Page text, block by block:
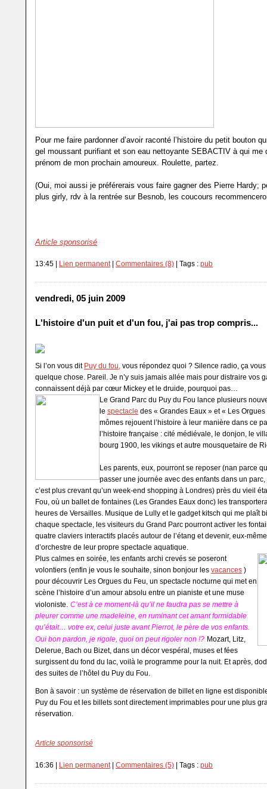
Pour me faire pardonner d’avoir raconté l’histoire du petit bouton
gel moussant purifiant et son eau nettoyante SEBACTIV à qui me
prénom de mon prochain amoureux. Roulette, partez.
(Oui, moi aussi je préférerais vous faire gagner des Pierre Hardy;
plus girly, rdv à la rentrée sur Besnob, les coucours
Article sponsorisé
13:45 | Lien permanent| Commentaires (8) | Tags : pub
vendredi, 05 juin 2009
L'histoire d'un puit et d'un fou, j'ai pas trop compris...
Si l’on vous dit Puy du fou, vous répondez quoi ? Silence radio, ça
quelque chose. Pareil. Je n’y suis jamais allée mais pour distraire vos
connaissent déjà par cœur Mickey et le druide, pourquoi pas…
Le Grand Parc du Puy du Fou lance plusieurs
le spectacle des « Grandes Eaux » et « Les
mômes rejouent l’histoire à leur manière dans ce
l’histoire française : cité médiévale, le donjon, le
bourg 1900, les vikings et autre mousquetaire de
Les parents, eux, pourront se reposer (nan parce
passer une journée avec des enfants dans un
c’est plus crevant qu’un week-end shopping à Londres) près du vieil
Fou, où un ballet de fontaines (Les Grandes Eaux donc) les
heures de Versailles. Musique de Lully et le gadget kitsch qui me plaît
chaque spectacle, les visiteurs du Grand Parc pourront activer les
quatre claviers interactifs placés autour de l’étang et devenir, eux-
d’orchestre de leur propre spectacle aquatique.
Plus calmes en soirée, les enfants archi crevés se poseront
volontiers (enfin je vous le souhaite, sinon bonjour les vacances )
pour découvrir Les Orgues du Feu, un spectacle nocturne qui met en
scène l’histoire d’un amour absolu entre un pianiste et une muse
violoniste. C’est à ce moment-là qu’il ne faudra pas se mettre à
pleurer comme une madeleine, en ruminant cet amant formidable
qu’était… votre ex, celui juste avant Pierrot, le père de vos enfants.
Oui bon pardon, je rigole, quoi on peut rigoler non !? Mozart, Litz,
Delerue, Bach ou Bizet, dans un décor vespéral, muses et fées
surgissent du fond du lac, voilà le programme pour la nuit. Et après,
des suites de l’hôtel du Puy du Fou.
Bon à savoir : un système de réservation de billet en ligne est
Puy du Fou et les billets sont directement imprimables pour une plus
réservation.
Article sponsorisé
16:36 | Lien permanent| Commentaires (5) | Tags : pub